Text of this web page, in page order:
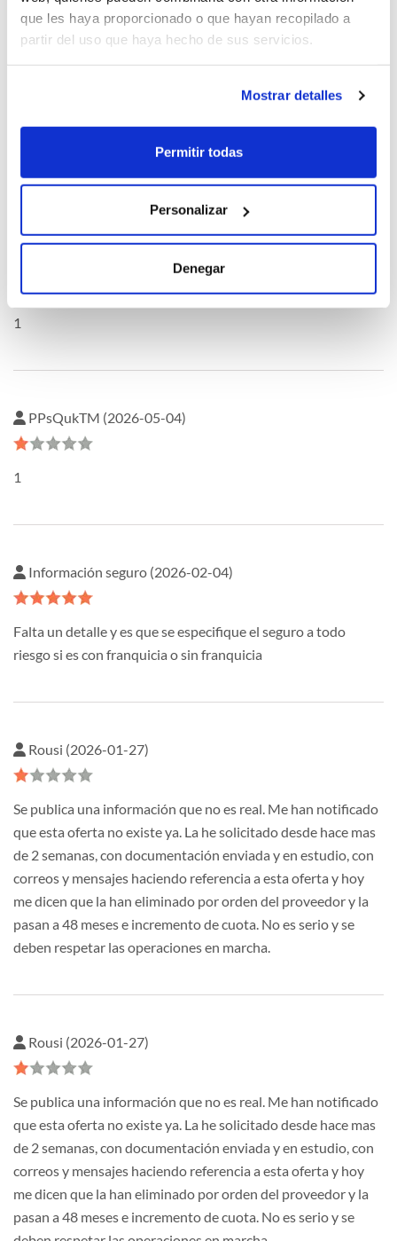
que les haya proporcionado o que hayan recopilado a
partir del uso que haya hecho de sus servicios.
Mostrar detalles
Permitir todas
Personalizar
Denegar
DNHgzm0w
oQHnWnkU (2026-05-04)
1
PPsQukTM (2026-05-04)
1
Información seguro (2026-02-04)
Falta un detalle y es que se especifique el seguro a todo
riesgo si es con franquicia o sin franquicia
Rousi (2026-01-27)
Se publica una información que no es real. Me han notificado
que esta oferta no existe ya. La he solicitado desde hace mas
de 2 semanas, con documentación enviada y en estudio, con
correos y mensajes haciendo referencia a esta oferta y hoy
me dicen que la han eliminado por orden del proveedor y la
pasan a 48 meses e incremento de cuota. No es serio y se
deben respetar las operaciones en marcha.
Rousi (2026-01-27)
Se publica una información que no es real. Me han notificado
que esta oferta no existe ya. La he solicitado desde hace mas
de 2 semanas, con documentación enviada y en estudio, con
correos y mensajes haciendo referencia a esta oferta y hoy
me dicen que la han eliminado por orden del proveedor y la
pasan a 48 meses e incremento de cuota. No es serio y se